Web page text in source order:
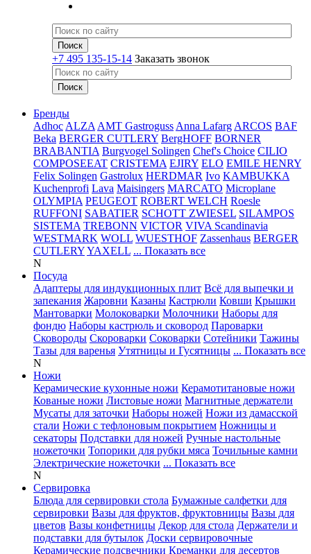
+7 495 135-15-14 Заказать звонок
Бренды
Adhoc ALZA AMT Gastroguss Anna Lafarg ARCOS BAF
Beka BERGER CUTLERY BergHOFF BORNER
BRABANTIA Burgvogel Solingen Chef's Choice CILIO
COMPOSEEAT CRISTEMA EJIRY ELO EMILE HENRY
Felix Solingen Gastrolux HERDMAR Ivo KAMBUKKA
Kuchenprofi Lava Maisingers MARCATO Microplane
OLYMPIA PEUGEOT ROBERT WELCH Roesle
RUFFONI SABATIER SCHOTT ZWIESEL SILAMPOS
SISTEMA TREBONN VICTOR VIVA Scandinavia
WESTMARK WOLL WUESTHOF Zassenhaus BERGER
CUTLERYYAXELL ... Показать все
N
Посуда
Адаптеры для индукционных плит Всё для выпечки и
запекания Жаровни Казаны Кастрюли Ковши Крышки
Мантоварки Молоковарки Молочники Наборы для
фондю Наборы кастрюль и сковород Пароварки
Сковороды Скороварки Соковарки Сотейники Тажины
Тазы для варенья Утятницы и Гусятницы ... Показать все
N
Ножи
Керамические кухонные ножи Керамотитановые ножи
Кованые ножи Листовые ножи Магнитные держатели
Мусаты для заточки Наборы ножей Ножи из дамасской
стали Ножи с тефлоновым покрытием Ножницы и
секаторы Подставки для ножей Ручные настольные
ножеточки Топорики для рубки мяса Точильные камни
Электрические ножеточки ... Показать все
N
Сервировка
Блюда для сервировки стола Бумажные салфетки для
сервировки Вазы для фруктов, фруктовницы Вазы для
цветов Вазы конфетницы Декор для стола Держатели и
подставки для бутылок Доски сервировочные
Керамические подсвечники Креманки для десертов